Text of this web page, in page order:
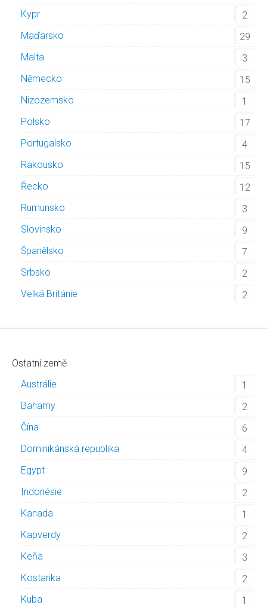
Kypr
2
Maďarsko
29
Malta
3
Německo
15
Nizozemsko
1
Polsko
17
Portugalsko
4
Rakousko
15
Řecko
12
Rumunsko
3
Slovinsko
9
Španělsko
7
Srbsko
2
Velká Británie
2
Ostatní země
Austrálie
1
Bahamy
2
Čína
6
Dominikánská republika
4
Egypt
9
Indonésie
2
Kanada
1
Kapverdy
2
Keňa
3
Kostarika
2
Kuba
1